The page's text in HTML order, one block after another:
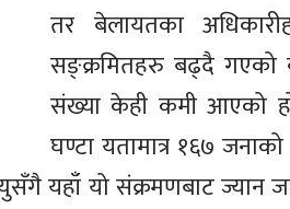
तर बेलायतका
सङ्क्रमितहरु बढ्दै गएको
संख्या केही कमी आएको
घण्टा यतामात्र १६७
यहाँ यो संक्रमणबाट ज्यान